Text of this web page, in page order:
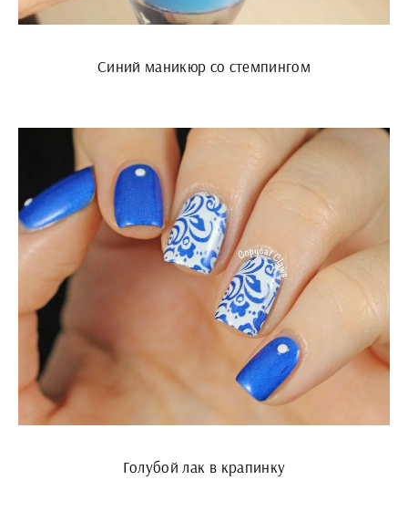
Синий маникюр со стемпингом
Голубой лак в крапинку